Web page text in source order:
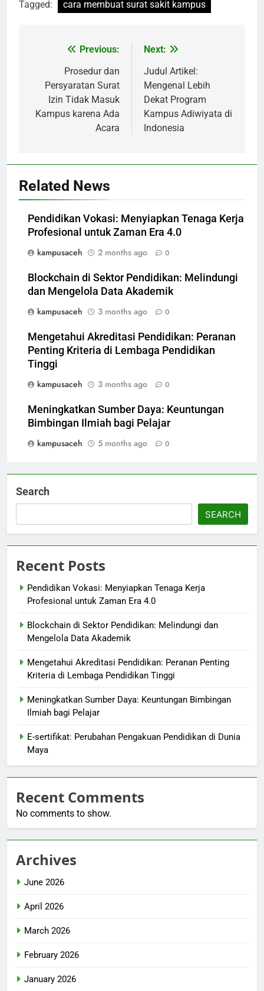
Tagged: cara membuat surat sakit kampus
navigation
Previous:
Prosedur dan
Persyaratan Surat
Izin Tidak Masuk
Kampus karena Ada
Acara
Next:
Judul Artikel:
Mengenal Lebih
Dekat Program
Kampus Adiwiyata di
Indonesia
Related News
Pendidikan Vokasi: Menyiapkan Tenaga Kerja
Profesional untuk Zaman Era 4.0
kampusaceh
2 months ago 0
Blockchain di Sektor Pendidikan: Melindungi
dan Mengelola Data Akademik
kampusaceh
3 months ago 0
Mengetahui Akreditasi Pendidikan: Peranan
Penting Kriteria di Lembaga Pendidikan
Tinggi
kampusaceh
3 months ago 0
Meningkatkan Sumber Daya: Keuntungan
Bimbingan Ilmiah bagi Pelajar
kampusaceh
5 months ago 0
Search
SEARCH
Recent Posts
Pendidikan Vokasi: Menyiapkan Tenaga Kerja
Profesional untuk Zaman Era 4.0
Blockchain di Sektor Pendidikan: Melindungi dan
Mengelola Data Akademik
Mengetahui Akreditasi Pendidikan: Peranan Penting
Kriteria di Lembaga Pendidikan Tinggi
Meningkatkan Sumber Daya: Keuntungan Bimbingan
Ilmiah bagi Pelajar
E-sertifikat: Perubahan Pengakuan Pendidikan di Dunia
Maya
Recent Comments
No comments to show.
Archives
June 2026
April 2026
March 2026
February 2026
January 2026